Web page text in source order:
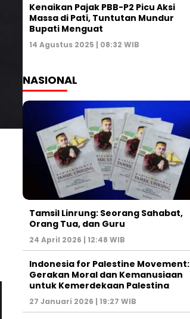
Kenaikan Pajak PBB-P2 Picu Aksi
Massa di Pati, Tuntutan Mundur
Bupati Menguat
14 Agustus 2025 | 08:32 WIB
NASIONAL
Tamsil Linrung: Seorang Sahabat,
Orang Tua, dan Guru
24 April 2026 | 12:48 WIB
Indonesia for Palestine Movement:
Gerakan Moral dan Kemanusiaan
untuk Kemerdekaan Palestina
27 Januari 2026 | 19:27 WIB